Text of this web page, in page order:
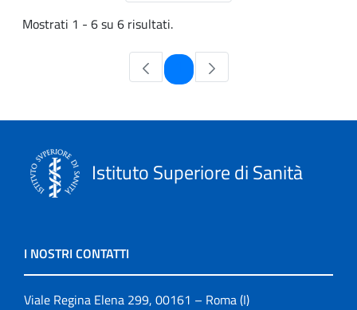
Mostrati 1 - 6 su 6 risultati.
Pagina
Istituto Superiore di Sanità
I NOSTRI CONTATTI
Viale Regina Elena 299, 00161 – Roma (I)